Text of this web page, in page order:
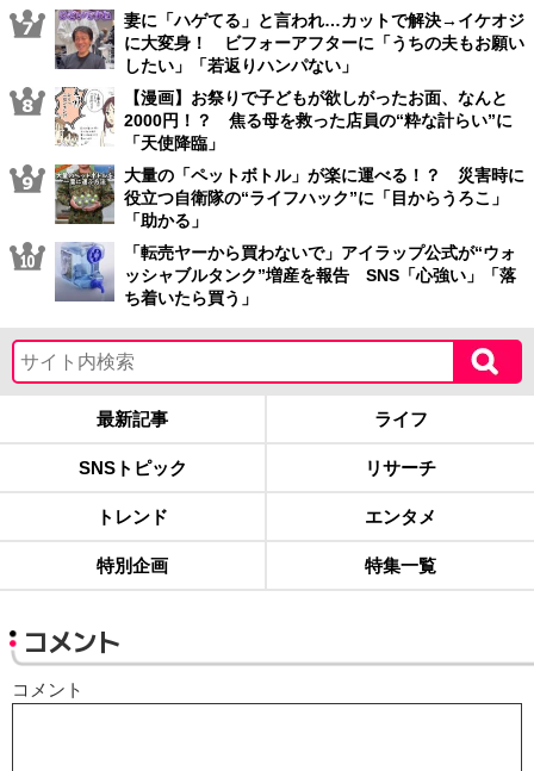
妻に「ハゲてる」と言われ…カットで解決→イケオジ
に大変身！ ビフォーアフターに「うちの夫もお願い
したい」「若返りハンパない」
【漫画】お祭りで子どもが欲しがったお面、なんと
2000円！？ 焦る母を救った店員の“粋な計らい”に
「天使降臨」
大量の「ペットボトル」が楽に運べる！？ 災害時に
役立つ自衛隊の“ライフハック”に「目からうろこ」
「助かる」
「転売ヤーから買わないで」アイラップ公式が“ウォ
ッシャブルタンク”増産を報告 SNS「心強い」「落
ち着いたら買う」
最新記事 ライフ
SNSトピック リサーチ
トレンド エンタメ
特別企画 特集一覧
コメント
コメント